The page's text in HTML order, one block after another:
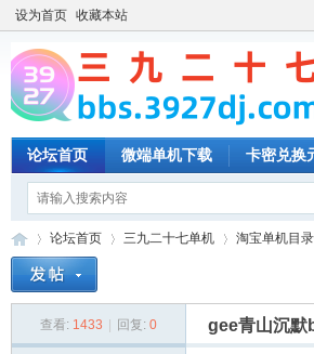
设为首页 收藏本站
论坛首页 微端单机下载 卡密兑换
论坛首页
›
三九二十七单机
›
淘宝单机目录
查看: 1433 回复: 0 gee青山沉默